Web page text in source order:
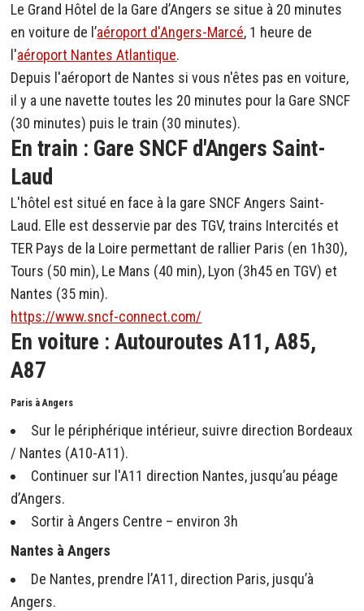
Le Grand Hôtel de la Gare d’Angers se situe à 20 minutes
en voiture de l’aéroport d'Angers-Marcé, 1 heure de
l'aéroport Nantes Atlantique.
Depuis l'aéroport de Nantes si vous n'êtes pas en voiture,
il y a une navette toutes les 20 minutes pour la Gare SNCF
(30 minutes) puis le train (30 minutes).
En train : Gare SNCF d'Angers Saint-
Laud
L'hôtel est situé en face à la gare SNCF Angers Saint-
Laud. Elle est desservie par des TGV, trains Intercités et
TER Pays de la Loire permettant de rallier Paris (en 1h30),
Tours (50 min), Le Mans (40 min), Lyon (3h45 en TGV) et
Nantes (35 min).
https://www.sncf-connect.com/
En voiture : Autouroutes A11, A85,
A87
Paris à Angers
Sur le périphérique intérieur, suivre direction Bordeaux
/ Nantes (A10-A11).
Continuer sur l'A11 direction Nantes, jusqu’au péage
d’Angers.
Sortir à Angers Centre – environ 3h
Nantes à Angers
De Nantes, prendre l’A11, direction Paris, jusqu’à
Angers.